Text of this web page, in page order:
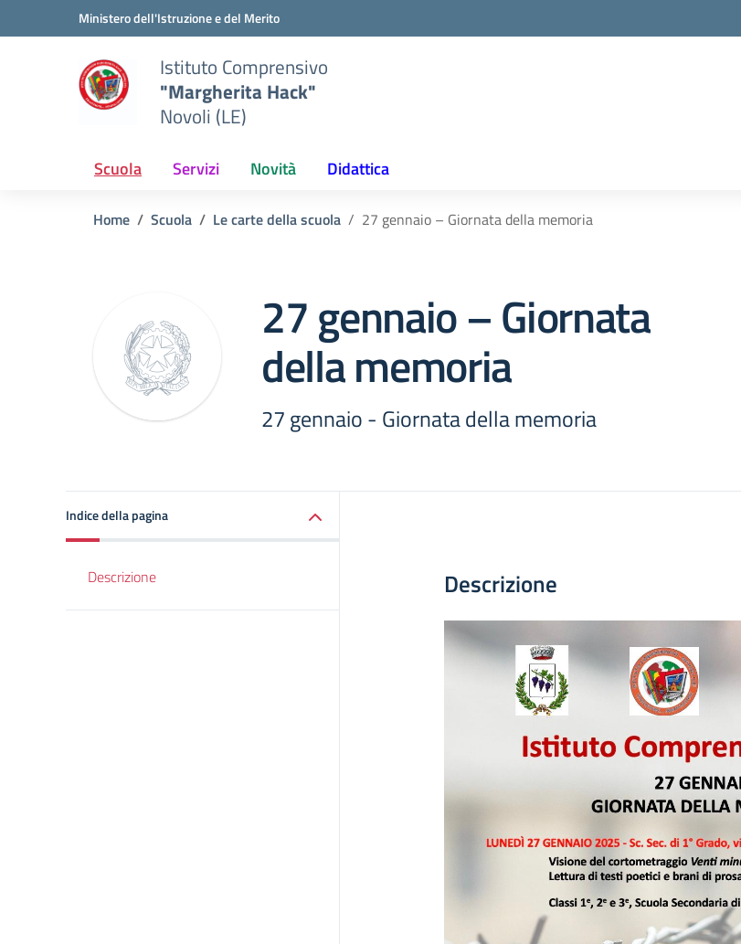
Vai ai contenuti
Vai al menu di navigazioneMinistero dell'Istruzione e del Merito
Istituto Comprensivo
"Margherita Hack"
Novoli (LE)
Scuola Servizi Novità Didattica
Home Scuola Le carte della scuola 27 gennaio – Giornata della memoria
27 gennaio – Giornata
della memoria
27 gennaio - Giornata della memoria
Indice della pagina
Descrizione Descrizione